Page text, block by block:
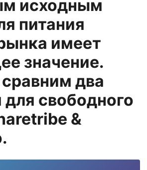
исходным
питания
имеет
значение.
два
свободного
&